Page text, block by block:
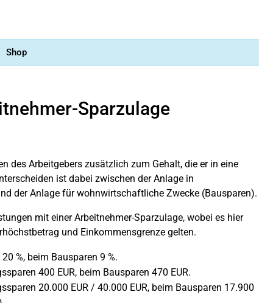
Shop
Sparzulage
des Arbeitgebers zusätzlich zum Gehalt, die er in eine
ist dabei zwischen der Anlage in
der Anlage für wohnwirtschaftliche Zwecke (Bausparen).
mit einer Arbeitnehmer-Sparzulage, wobei es hier
und Einkommensgrenze gelten.
%, beim Bausparen 9 %.
400 EUR, beim Bausparen 470 EUR.
20.000 EUR / 40.000 EUR, beim Bausparen 17.900